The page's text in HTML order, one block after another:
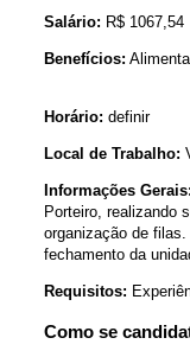
Salário: R$ 1067,54
Benefícios:
Horário: definir
Local de Trabalho:
Informações Gerais:
Porteiro, realizando
organização de
fechamento da
Requisitos:
Como se